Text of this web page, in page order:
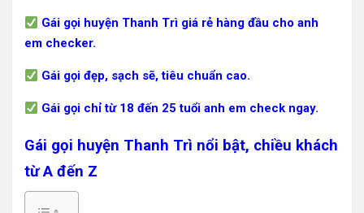
Gái gọi huyện Thanh Trì giá rẻ hàng đầu cho anh
em checker.
Gái gọi đẹp, sạch sẽ, tiêu chuẩn cao.
Gái gọi chỉ từ 18 đến 25 tuổi anh em check ngay.
Gái gọi huyện Thanh Trì nổi bật, chiều khách
từ A đến Z